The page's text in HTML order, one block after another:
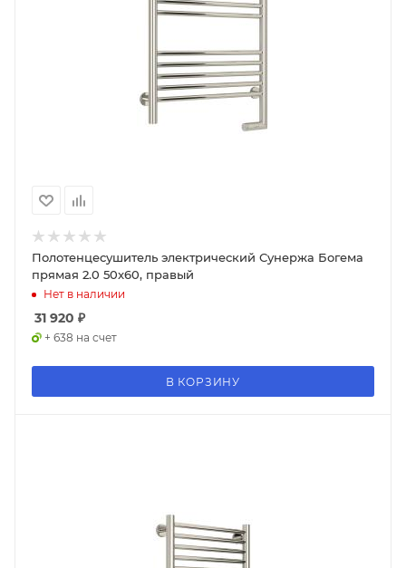
Полотенцесушитель электрический Сунержа Богема
прямая 2.0 50x60, правый
Нет в наличии
31 920 ₽
+ 638 на счет
В КОРЗИНУ